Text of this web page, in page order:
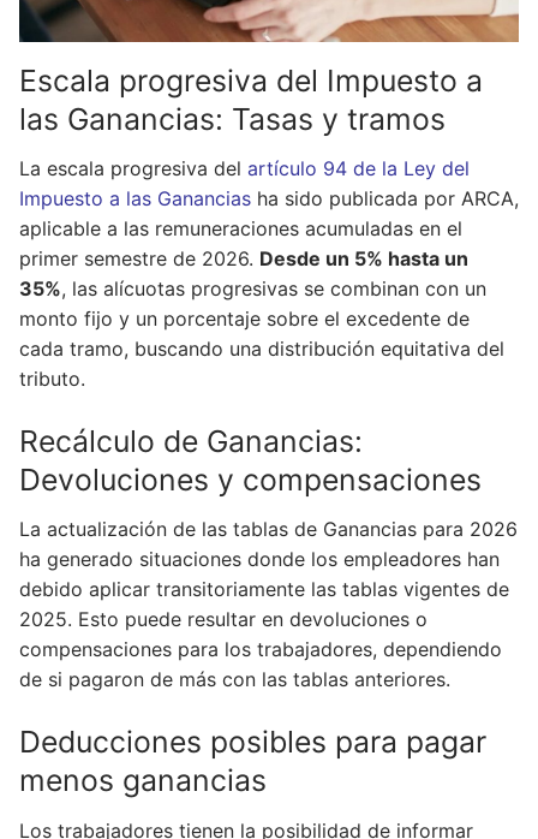
Escala progresiva del Impuesto a
las Ganancias: Tasas y tramos
La escala progresiva del artículo 94 de la Ley del
Impuesto a las Ganancias ha sido publicada por ARCA,
aplicable a las remuneraciones acumuladas en el
primer semestre de 2026. Desde un 5% hasta un
35%, las alícuotas progresivas se combinan con un
monto fijo y un porcentaje sobre el excedente de
cada tramo, buscando una distribución equitativa del
tributo.
Recálculo de Ganancias:
Devoluciones y compensaciones
La actualización de las tablas de Ganancias para 2026
ha generado situaciones donde los empleadores han
debido aplicar transitoriamente las tablas vigentes de
2025. Esto puede resultar en devoluciones o
compensaciones para los trabajadores, dependiendo
de si pagaron de más con las tablas anteriores.
Deducciones posibles para pagar
menos ganancias
Los trabajadores tienen la posibilidad de informar